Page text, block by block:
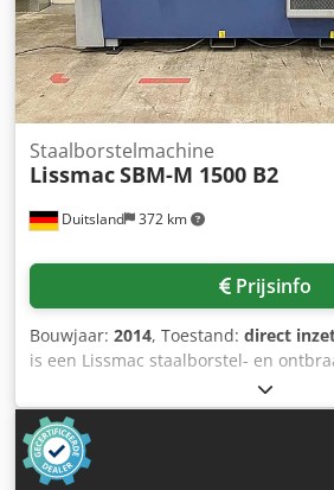
BA4-stand Extra uitrusting •
schakelende meettaster • 3D quickSET
(kalibratie-/controlesysteem)
Size SK 40
Duitsland 372 km
Staalborstelmachine
LissmacSBM-M 1500 B2
Prijsinfo
Bouwjaar: 2014, Toestand: direct
is een Lissmac staalborstel- en
beschikbaar. Doorgangsbreedte:
20mm, medium: borstelblok,
3100mm/1400mm/1800mm, gewicht:
Documentatie beschikbaar. Een
mogelijk. Dkodpfjwi Tntsx Acker